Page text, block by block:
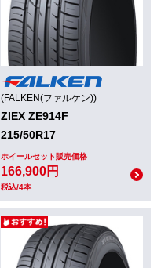
(FALKEN(ファルケン))
ZIEX ZE914F
215/50R17
ホイールセット販売価格
166,900円
税込/4本